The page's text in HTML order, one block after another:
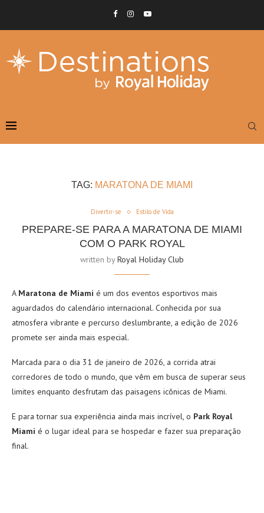
TAG: MARATONA DE MIAMI
Divertir-se Estilo de Vida
PREPARE-SE PARA A MARATONA DE MIAMI
COM O PARK ROYAL
written byRoyal Holiday Club
A Maratona de Miami é um dos eventos esportivos mais
aguardados do calendário internacional. Conhecida por sua
atmosfera vibrante e percurso deslumbrante, a edição de 2026
promete ser ainda mais especial.
Marcada para o dia 31 de janeiro de 2026, a corrida atrai
corredores de todo o mundo, que vêm em busca de superar seus
limites enquanto desfrutam das paisagens icônicas de Miami.
E para tornar sua experiência ainda mais incrível, o Park Royal
Miami é o lugar ideal para se hospedar e fazer sua preparação
final.